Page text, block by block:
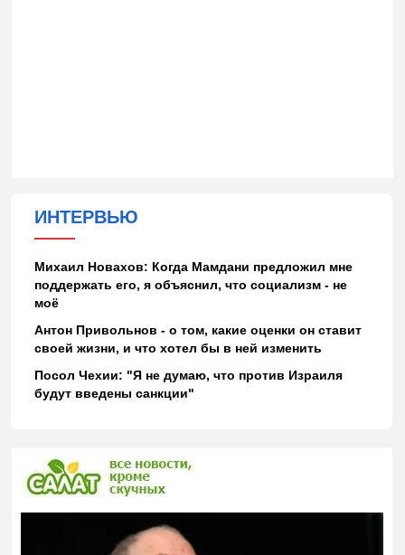
ИНТЕРВЬЮ
Михаил Новахов: Когда Мамдани предложил мне
поддержать его, я объяснил, что социализм - не
моё
Антон Привольнов - о том, какие оценки он ставит
своей жизни, и что хотел бы в ней изменить
Посол Чехии: "Я не думаю, что против Израиля
будут введены санкции"